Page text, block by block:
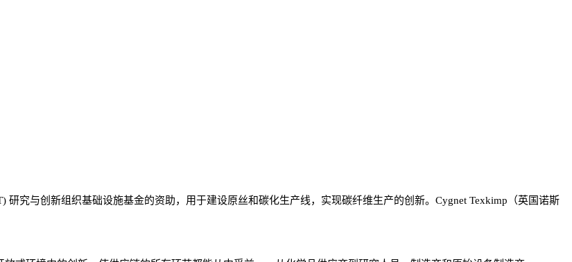
究与创新组织基础设施基金的资助，用于建设原丝和碳化生产线，实现碳纤维生产的创新。Cygnet Texkimp（英国诺斯